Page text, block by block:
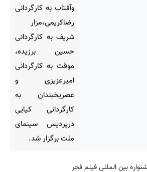
وآفتاب به کارگردانی
رضاکریمی،مزار
شریف به کارگردانی
حسین برزیده،
موقت به کارگردانی
امیرعزیزی و
عصریخبندان به
کارگردانی کیایی
درپردیس سینمای
ملت برگزار شد.